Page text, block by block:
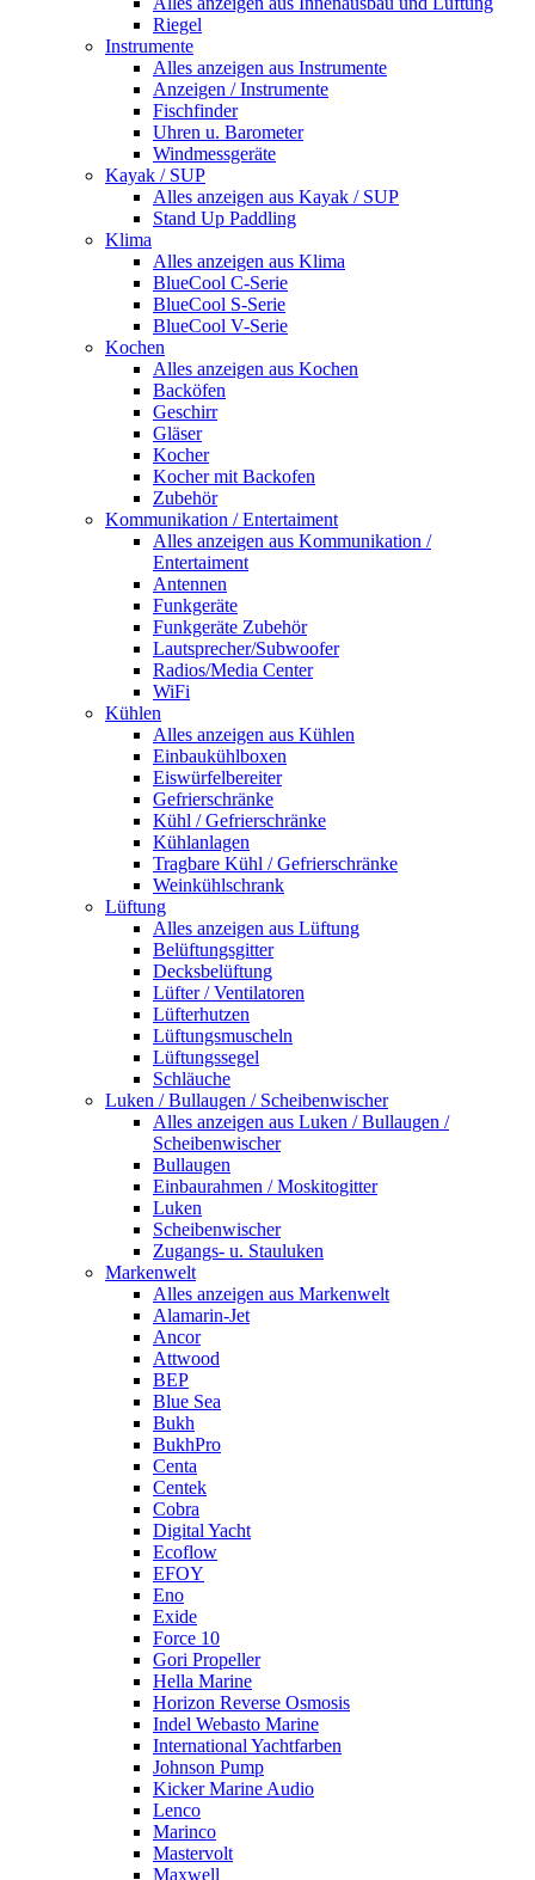
Riegel
Instrumente
Alles anzeigen aus Instrumente
Anzeigen / Instrumente
Fischfinder
Uhren u. Barometer
Windmessgeräte
Kayak / SUP
Alles anzeigen aus Kayak / SUP
Stand Up Paddling
Klima
Alles anzeigen aus Klima
BlueCool C-Serie
BlueCool S-Serie
BlueCool V-Serie
Kochen
Alles anzeigen aus Kochen
Backöfen
Geschirr
Gläser
Kocher
Kocher mit Backofen
Zubehör
Kommunikation / Entertaiment
Alles anzeigen aus Kommunikation /
Entertaiment
Antennen
Funkgeräte
Funkgeräte Zubehör
Lautsprecher/Subwoofer
Radios/Media Center
WiFi
Kühlen
Alles anzeigen aus Kühlen
Einbaukühlboxen
Eiswürfelbereiter
Gefrierschränke
Kühl / Gefrierschränke
Kühlanlagen
Tragbare Kühl / Gefrierschränke
Weinkühlschrank
Lüftung
Alles anzeigen aus Lüftung
Belüftungsgitter
Decksbelüftung
Lüfter / Ventilatoren
Lüfterhutzen
Lüftungsmuscheln
Lüftungssegel
Schläuche
Luken / Bullaugen / Scheibenwischer
Alles anzeigen aus Luken / Bullaugen /
Scheibenwischer
Bullaugen
Einbaurahmen / Moskitogitter
Luken
Scheibenwischer
Zugangs- u. Stauluken
Markenwelt
Alles anzeigen aus Markenwelt
Alamarin-Jet
Ancor
Attwood
BEP
Blue Sea
Bukh
BukhPro
Centa
Centek
Cobra
Digital Yacht
Ecoflow
EFOY
Eno
Exide
Force 10
Gori Propeller
Hella Marine
Horizon Reverse Osmosis
Indel Webasto Marine
International Yachtfarben
Johnson Pump
Kicker Marine Audio
Lenco
Marinco
Mastervolt
Maxwell